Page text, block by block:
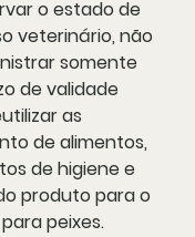
o estado de
veterinário, não
somente
de validade
as
de alimentos,
de higiene e
produto para o
peixes.